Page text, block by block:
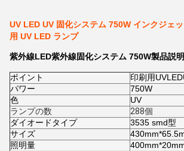
UV LED UV 固化システム 750W インクジェ
用 UV LED ランプ
紫外線LED紫外線固化システム 750W製品説明
ポイント
印刷用
パワー
750W
色
UV
ランプの数
288個
ダイオードタイプ
3535 smd型
サイズ
照明量